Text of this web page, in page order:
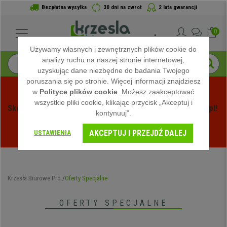
Bezpłatna wysyłka 30 dni na zwrot 2 lata gwarancji
0
Skorzystaj z Letnich Wyprzedaży na Krzeslabiurowepro.pl!
Zobacz oferty -
Krzesła Biurowe Pro Oferty Specjalne
OFERTY SPECJALNE
Używamy własnych i zewnętrznych plików cookie do
analizy ruchu na naszej stronie internetowej,
uzyskując dane niezbędne do badania Twojego
poruszania się po stronie. Więcej informacji znajdziesz
w Polityce plików cookie . Możesz zaakceptować
wszystkie pliki cookie, klikając przycisk „Akceptuj i
kontynuuj”.
USTAWIENIA AKCEPTUJ I PRZEJDŹ DALEJ